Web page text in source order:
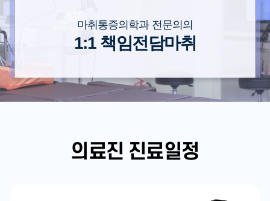
마취통증의학과 전문의의
1:1 책임전담마취
의료진 진료일정